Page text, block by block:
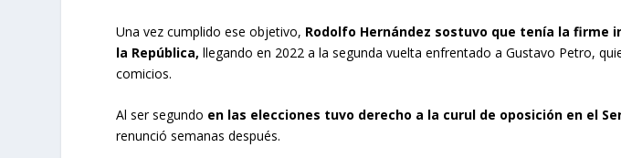
Una vez cumplido ese objetivo, Rodolfo Hernández sostuvo que tenía la firme
la República, llegando en 2022 a la segunda vuelta enfrentado a Gustavo Petro,
comicios.
Al ser segundo en las elecciones tuvo derecho a la curul de oposición en el
renunció semanas después.